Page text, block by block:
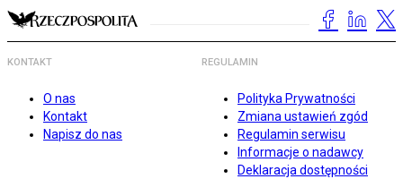
KONTAKT
O nas
Kontakt
Napisz do nas
REGULAMIN
Polityka Prywatności
Zmiana ustawień zgód
Regulamin serwisu
Informacje o nadawcy
Deklaracja dostępności